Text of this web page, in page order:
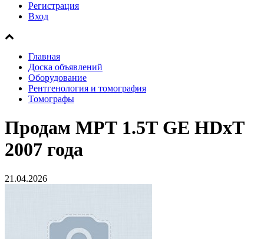
Регистрация
Вход
Главная
Доска объявлений
Оборудование
Рентгенология и томография
Томографы
Продам МРТ 1.5Т GE HDxT
2007 года
21.04.2026